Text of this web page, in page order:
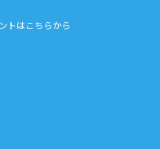
トはこちらから